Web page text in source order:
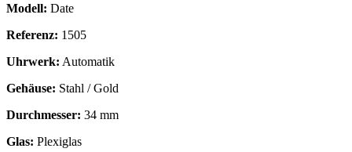
Modell: Date
Referenz: 1505
Uhrwerk: Automatik
Gehäuse: Stahl / Gold
Durchmesser: 34 mm
Glas: Plexiglas